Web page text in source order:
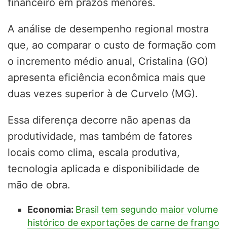
A análise de desempenho regional mostra
que, ao comparar o custo de formação com
o incremento médio anual, Cristalina (GO)
apresenta eficiência econômica mais que
duas vezes superior à de Curvelo (MG).
Essa diferença decorre não apenas da
produtividade, mas também de fatores
locais como clima, escala produtiva,
tecnologia aplicada e disponibilidade de
mão de obra.
Economia: Brasil tem segundo maior volume
histórico de exportações de carne de frango